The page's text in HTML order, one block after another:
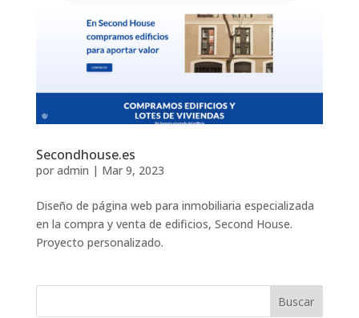
Secondhouse.es
por admin | Mar 9, 2023
Diseño de página web para inmobiliaria especializada
en la compra y venta de edificios, Second House.
Proyecto personalizado.
Buscar